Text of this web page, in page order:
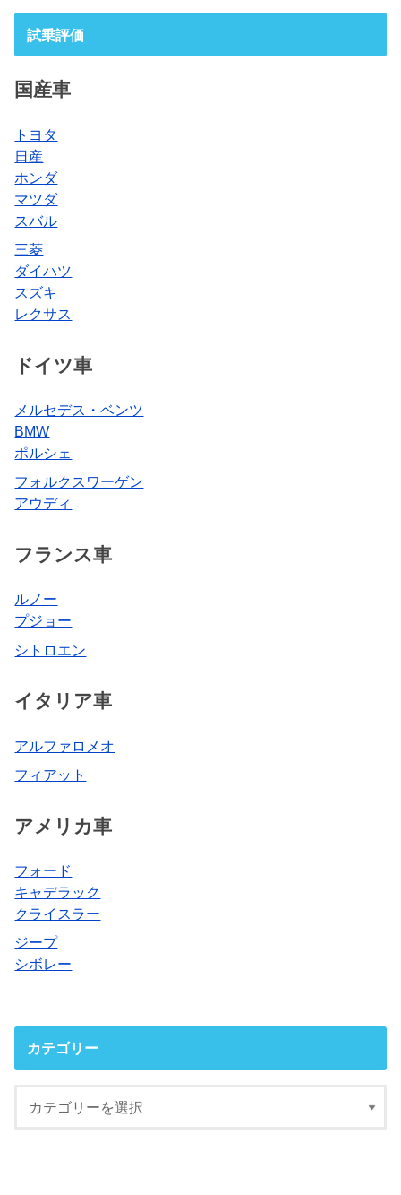
試乗評価
国産車
トヨタ
日産
ホンダ
マツダ
スバル
三菱
ダイハツ
スズキ
レクサス
ドイツ車
メルセデス・ベンツ
BMW
ポルシェ
フォルクスワーゲン
アウディ
フランス車
ルノー
プジョー
シトロエン
イタリア車
アルファロメオ
フィアット
アメリカ車
フォード
キャデラック
クライスラー
ジープ
シボレー
カテゴリー